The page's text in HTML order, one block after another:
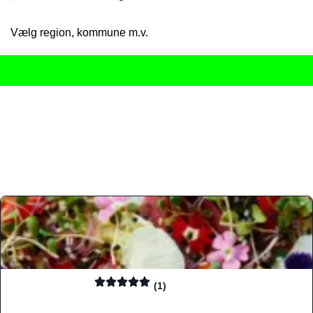
Vælg region, kommune m.v.
(1)